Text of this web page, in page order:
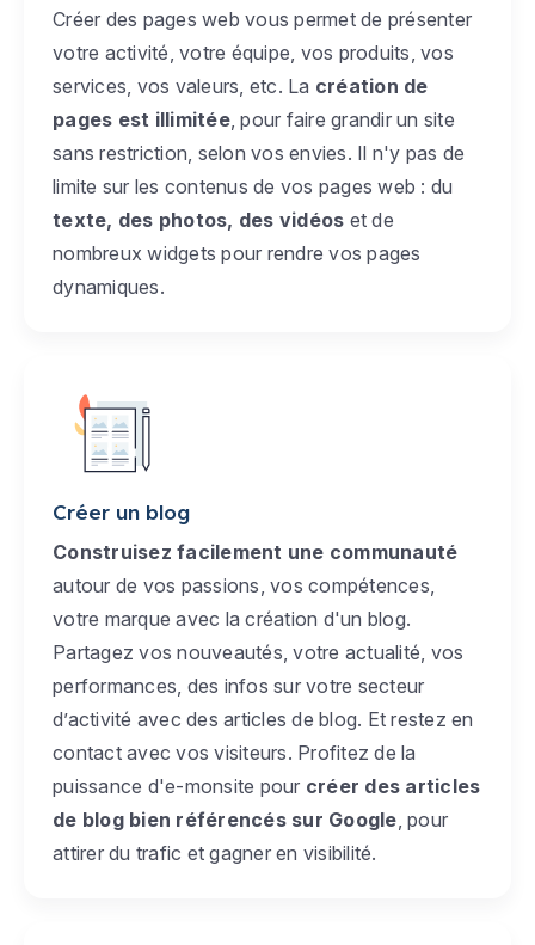
Créer des pages web vous permet de présenter
votre activité, votre équipe, vos produits, vos
services, vos valeurs, etc. La création de
pages est illimitée, pour faire grandir un site
sans restriction, selon vos envies. Il n'y pas de
limite sur les contenus de vos pages web : du
texte, des photos, des vidéos et de
nombreux widgets pour rendre vos pages
dynamiques.
Créer un blog
Construisez facilement une communauté
autour de vos passions, vos compétences,
votre marque avec la création d'un blog.
Partagez vos nouveautés, votre actualité, vos
performances, des infos sur votre secteur
d’activité avec des articles de blog. Et restez en
contact avec vos visiteurs. Profitez de la
puissance d'e-monsite pour créer des articles
de blog bien référencés sur Google , pour
attirer du trafic et gagner en visibilité.